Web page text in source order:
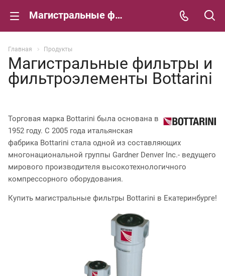
Магистральные фильтры и фильтроэлементы Bottarini
Главная Продукты
Магистральные фильтры и
фильтроэлементы Bottarini
Торговая марка Bottarini была основана в
1952 году. С 2005 года итальянская
фабрика Bottarini стала одной из составляющих
многонациональной группы Gardner Denver Inc.- ведущего
мирового производителя высокотехнологичного
компрессорного оборудования.
Купить магистральные фильтры Bottarini в Екатеринбурге!